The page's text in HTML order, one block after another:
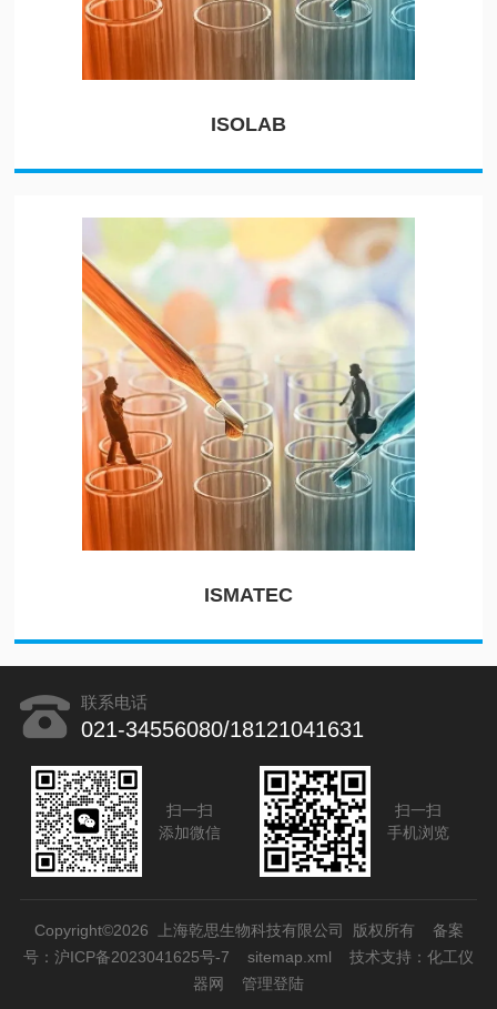
ISOLAB
ISMATEC
联系电话
021-34556080/18121041631
扫一扫
添加微信
扫一扫
手机浏览
Copyright©2026 上海乾思生物科技有限公司 版权所有 备案
号：沪ICP备2023041625号-7
sitemap.xml 技术支持： 化工仪
器网
管理登陆